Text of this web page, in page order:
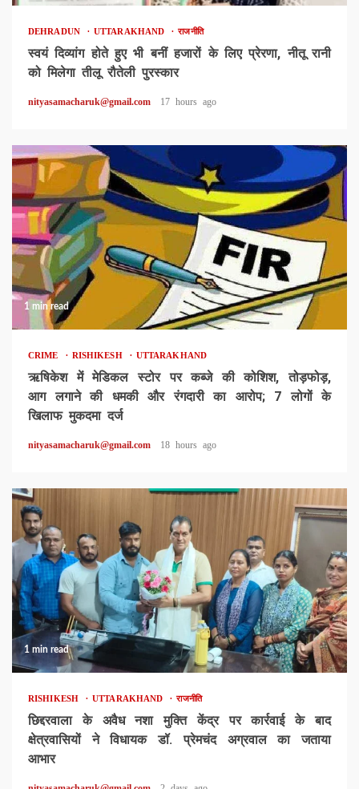
DEHRADUN UTTARAKHAND राजनीति
स्वयं दिव्यांग होते हुए भी बनीं हजारों के लिए प्रेरणा, नीतू रानी
को मिलेगा तीलू रौतेली पुरस्कार
nityasamacharuk@gmail.com 17 hours ago
1 min read
CRIME RISHIKESH UTTARAKHAND
ऋषिकेश में मेडिकल स्टोर पर कब्जे की कोशिश, तोड़फोड़,
आग लगाने की धमकी और रंगदारी का आरोप; 7 लोगों के
खिलाफ मुकदमा दर्ज
nityasamacharuk@gmail.com 18 hours ago
1 min read
RISHIKESH UTTARAKHAND राजनीति
छिद्दरवाला के अवैध नशा मुक्ति केंद्र पर कार्रवाई के बाद
क्षेत्रवासियों ने विधायक डॉ. प्रेमचंद अग्रवाल का जताया
आभार